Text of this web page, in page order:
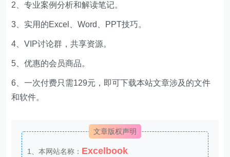
2、专业案例分析和解读笔记。
3、实用的Excel、Word、PPT技巧。
4、VIP讨论群，共享资源。
5、优惠的会员商品。
6、一次付费只需129元，即可下载本站文章涉及的文件
和软件。
文章版权声明
1、本网站名称： Excelbook